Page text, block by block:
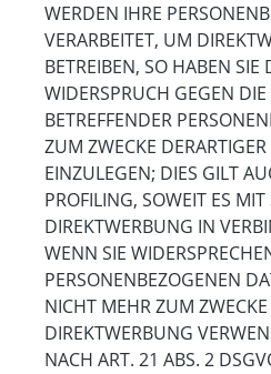
WERDEN IHRE
VERARBEITET, UM
BETREIBEN, SO HABEN SIE
WIDERSPRUCH GEGEN
BETREFFENDER
ZUM ZWECKE
EINZULEGEN; DIES GILT
PROFILING, SOWEIT ES MIT
DIREKTWERBUNG IN
WENN SIE
PERSONENBEZOGENEN
NICHT MEHR ZUM
DIREKTWERBUNG
NACH ART. 21 ABS. 2